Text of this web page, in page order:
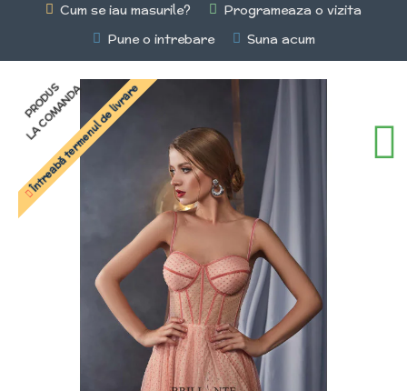
Cum se iau masurile?
Programeaza o vizita
Pune o intrebare
Suna acum
PRODUS
LA COMANDA
Întreabă termenul de livrare